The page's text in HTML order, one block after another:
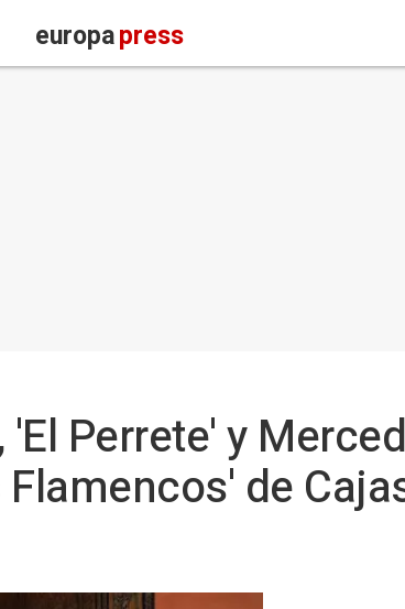
europapress
Perrete' y
de